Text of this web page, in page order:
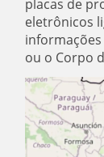
placas de
eletrônicos
informações
ou o Corpo